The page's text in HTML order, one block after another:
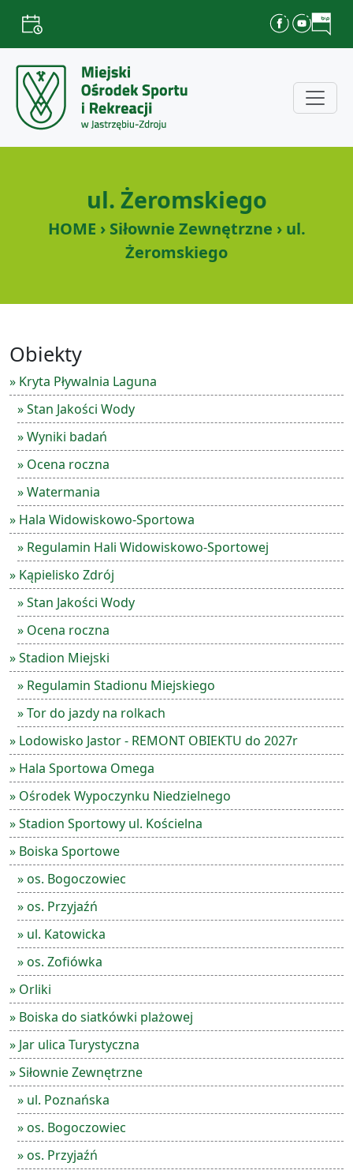
ul. Żeromskiego
HOME › Siłownie Zewnętrzne › ul.
Żeromskiego
Obiekty
» Kryta Pływalnia Laguna
» Stan Jakości Wody
» Wyniki badań
» Ocena roczna
» Watermania
» Hala Widowiskowo-Sportowa
» Regulamin Hali Widowiskowo-Sportowej
» Kąpielisko Zdrój
» Stan Jakości Wody
» Ocena roczna
» Stadion Miejski
» Regulamin Stadionu Miejskiego
» Tor do jazdy na rolkach
» Lodowisko Jastor - REMONT OBIEKTU do 2027r
» Hala Sportowa Omega
» Ośrodek Wypoczynku Niedzielnego
» Stadion Sportowy ul. Kościelna
» Boiska Sportowe
» os. Bogoczowiec
» os. Przyjaźń
» ul. Katowicka
» os. Zofiówka
» Orliki
» Boiska do siatkówki plażowej
» Jar ulica Turystyczna
» Siłownie Zewnętrzne
» ul. Poznańska
» os. Bogoczowiec
» os. Przyjaźń